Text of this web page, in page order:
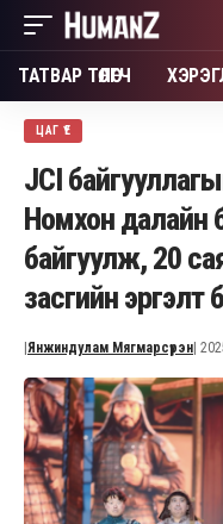
ТАТВАР ТӨЛӨГЧ
ЦАГ ҮЕ
JCI
Номхон далайн
байгуулж, 20
засгийн эргэлт
Янжиндулам Мягмарсүрэн |